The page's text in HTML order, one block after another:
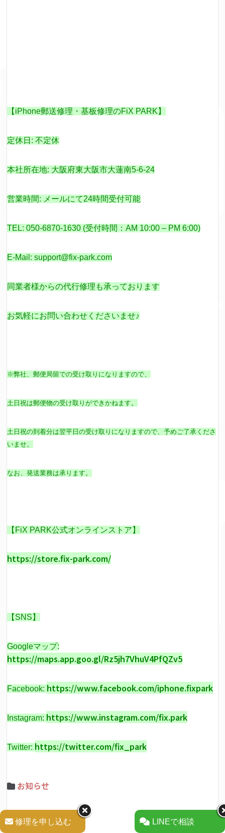
【iPhone郵送修理・基板修理のFiX PARK】
定休日: 不定休
本社所在地: 大阪府東大阪市大蓮南5-6-24
営業時間: メールにて24時間受付可能
TEL: 050-6870-1630 (受付時間：AM 10:00 – PM 6:00)
E-Mail: support@fix-park.com
同業者様からの代行修理も承っております
お気軽にお問い合わせくださいませ♪
※弊社、郵便局留での受け取りになりますので、
土日祝は郵便物の受け取りができかねます。
土日祝の到着分は翌平日の受け取りになりますので、予めご了承くださ
いませ。
なお、発送業務は承ります。
【FiX PARK公式オンラインストア】
https://store.fix-park.com/
【SNS】
Googleマップ:
https://maps.app.goo.gl/Rz5jh7VhuV4PfQZv5
Facebook: https://www.facebook.com/iphone.fixpark
Instagram: https://www.instagram.com/fix.park
Twitter: https://twitter.com/fix_park
お知らせ
修理を申し込む LINEで相談